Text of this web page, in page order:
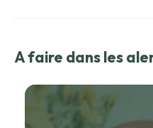
Salade César
Plats au choix :
Veritable Cassoulet de
Parmentier de confit de canard
Colin aux petits légumes
A faire dans les